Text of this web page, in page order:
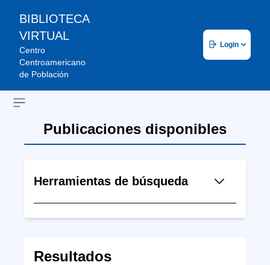
BIBLIOTECA
VIRTUAL
Centro
Centroamericano
de Población
Login
Open sidebar
Publicaciones disponibles
Herramientas de búsqueda
Resultados